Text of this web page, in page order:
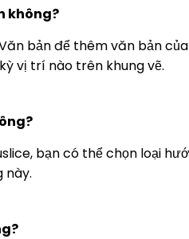
không?
bản để thêm văn bản
vị trí nào trên khung vẽ.
bạn có thể chọn loại
này.